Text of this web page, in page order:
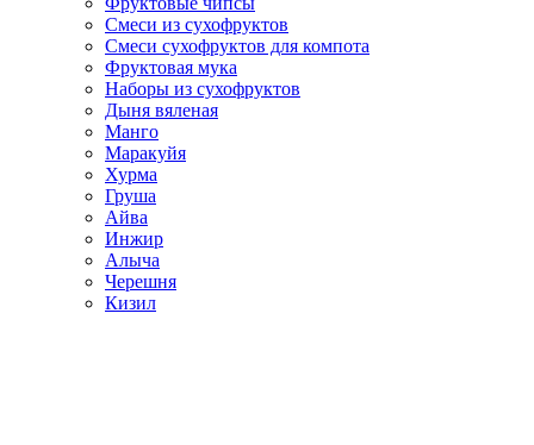
Смеси из сухофруктов
Смеси сухофруктов для компота
Фруктовая мука
Наборы из сухофруктов
Дыня вяленая
Манго
Маракуйя
Хурма
Груша
Айва
Инжир
Алыча
Черешня
Кизил